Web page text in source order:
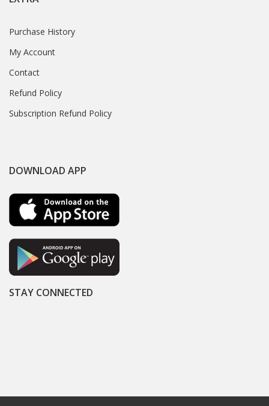
Purchase History
My Account
Contact
Refund Policy
Subscription Refund Policy
DOWNLOAD APP
STAY CONNECTED